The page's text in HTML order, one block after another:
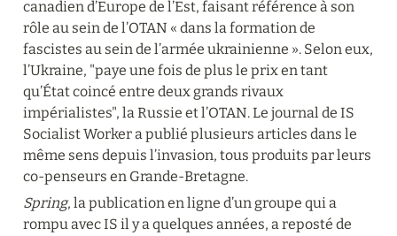
canadien d’Europe de l’Est, faisant référence à son
rôle au sein de l’OTAN « dans la formation de
fascistes au sein de l’armée ukrainienne ». Selon eux,
l’Ukraine, "paye une fois de plus le prix en tant
qu’État coincé entre deux grands rivaux
impérialistes", la Russie et l’OTAN. Le journal de IS
Socialist Worker a publié plusieurs articles dans le
même sens depuis l’invasion, tous produits par leurs
co-penseurs en Grande-Bretagne.
Spring, la publication en ligne d’un groupe qui a
rompu avec IS il y a quelques années, a reposté de